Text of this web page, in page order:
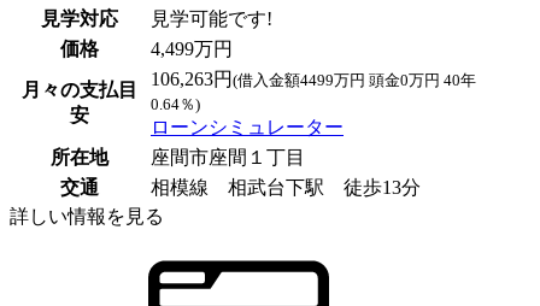
見学対応
見学可能です!
価格
4,499万円
月々の支払目
安
106,263円 (借入金額4499万円 頭金0万円 40年
0.64％)
ローンシミュレーター
所在地
座間市座間１丁目
交通
相模線 相武台下駅 徒歩13分
詳しい情報を見る